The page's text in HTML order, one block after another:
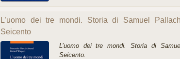
L’uomo dei tre mondi. Storia di Samuel
Seicento
L’uomo dei tre mondi. Storia di
Seicento.